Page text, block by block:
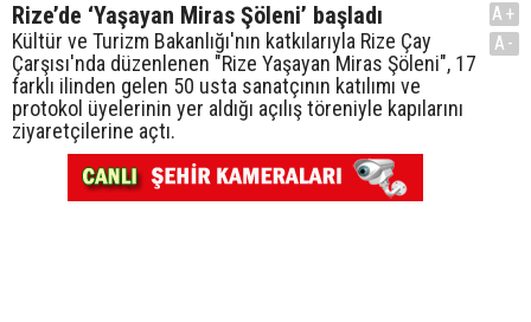
Rize’de ‘Yaşayan Miras Şöleni’ başladı
Kültür ve Turizm Bakanlığı'nın katkılarıyla Rize Çay
Çarşısı'nda düzenlenen "Rize Yaşayan Miras Şöleni", 17
farklı ilinden gelen 50 usta sanatçının katılımı ve
protokol üyelerinin yer aldığı açılış töreniyle kapılarını
ziyaretçilerine açtı.
A+
A-